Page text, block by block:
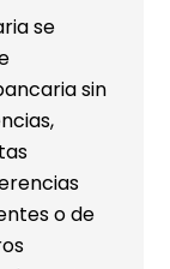
se
sin
o de